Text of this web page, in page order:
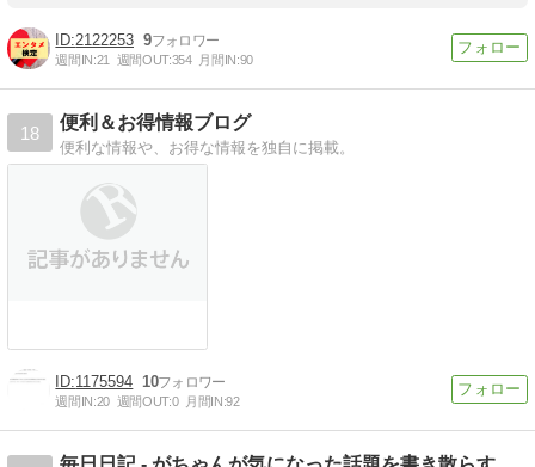
2122253 9
週間IN:21 週間OUT:354 月間IN:90
18
便利＆お得情報ブログ
便利な情報や、お得な情報を独自に掲載。
1175594 10
週間IN:20 週間OUT:0 月間IN:92